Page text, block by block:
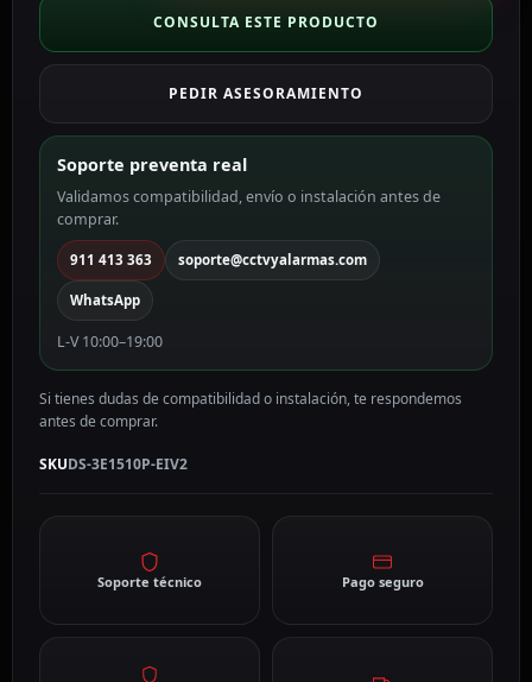
3E1510P-
EIV2
CONSULTA ESTE PRODUCTO
PEDIR ASESORAMIENTO
Soporte preventa real
Validamos compatibilidad, envío o instalación antes de
comprar.
911 413 363 soporte@cctvyalarmas.com
WhatsApp
L-V 10:00–19:00
Si tienes dudas de compatibilidad o instalación, te respondemos
antes de comprar.
SKUDS-3E1510P-EIV2
Soporte técnico Pago seguro